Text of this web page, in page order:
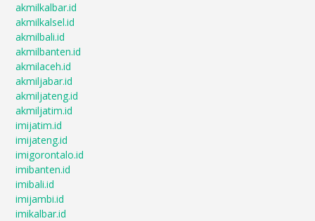
akmilkalbar.id
akmilkalsel.id
akmilbali.id
akmilbanten.id
akmilaceh.id
akmiljabar.id
akmiljateng.id
akmiljatim.id
imijatim.id
imijateng.id
imigorontalo.id
imibanten.id
imibali.id
imijambi.id
imikalbar.id